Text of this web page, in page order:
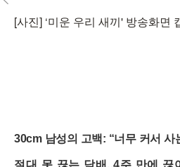
[사진] ‘미운 우리 새끼' 방송화면